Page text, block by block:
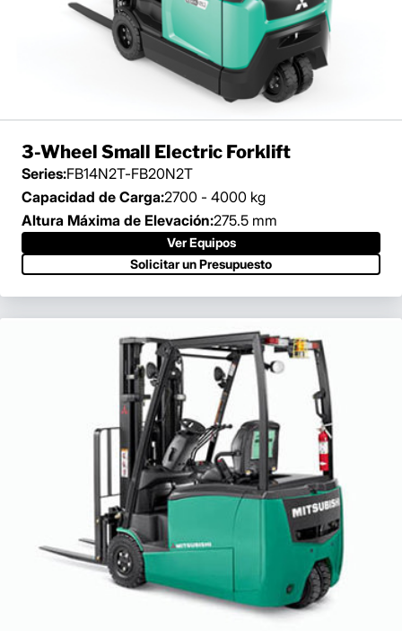
3-Wheel Small Electric Forklift
Series:FB14N2T-FB20N2T
Capacidad de Carga:2700 - 4000 kg
Altura Máxima de Elevación:275.5 mm
Ver Equipos
Solicitar un Presupuesto